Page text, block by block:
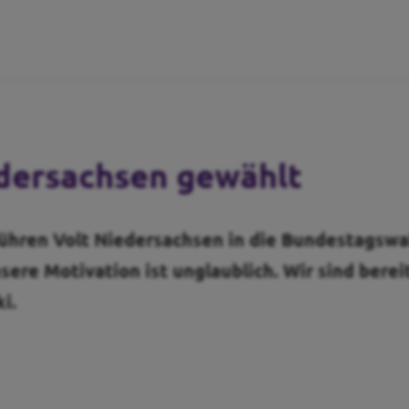
gewählt
Volt Niedersachsen in die
Motivation ist unglaublich. Wir sind